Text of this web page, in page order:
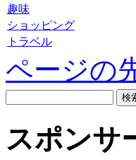
趣味
ショッピング
トラベル
ページの
スポンサ